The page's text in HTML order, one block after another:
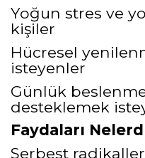
Yoğun stres ve
kişiler
Hücresel
isteyenler
Günlük
desteklemek
Faydaları
Serbest